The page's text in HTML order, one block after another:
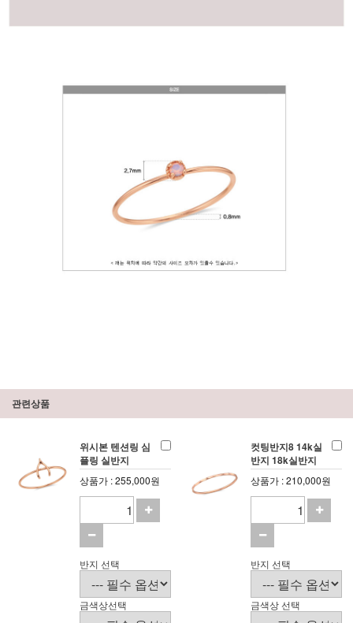
관련상품
위시본 텐션링 심
플링 실반지
상품가 : 255,000원
반지 선택
금색상선택
컷팅반지8 14k실
반지 18k실반지
상품가 : 210,000원
반지 선택
금색상 선택